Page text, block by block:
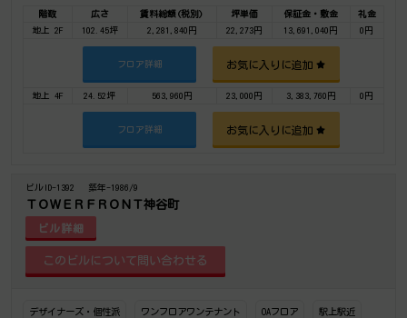
階数 広さ 賃料総額(税別) 坪単価 保証金・敷金
礼金
地上 2F
102.45坪 2,281,840円 22,273円 13,691,040円 0円
フロア詳細 お気に入りに追加
地上 4F 24.52坪 563,960円 23,000円 3,383,760円 0円
フロア詳細 お気に入りに追加
ビルID-1392 築年-1986/9
ＴＯＷＥＲＦＲＯＮＴ神谷町
ビル詳細
デザイナーズ・個性派 ワンフロアワンテナント OAフロア 駅上駅近